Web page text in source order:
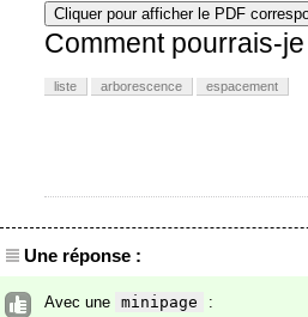
Cliquer pour afficher le PDF
Comment pourrais-
liste arborescence espacement
Une réponse :
Avec une minipage :